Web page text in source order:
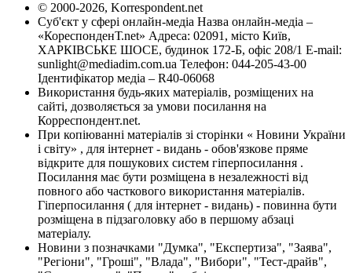
© 2000-2026, Korrespondent.net
Суб'єкт у сфері онлайн-медіа Назва онлайн-медіа –
«КореспонденТ.net» Адреса: 02091, місто Київ,
ХАРКІВСЬКЕ ШОСЕ, будинок 172-Б, офіс 208/1 E-mail:
sunlight@mediadim.com.ua Телефон: 044-205-43-00
Ідентифікатор медіа – R40-06068
Використання будь-яких матеріалів, розміщених на
сайті, дозволяється за умови посилання на
Корреспондент.net.
При копіюванні матеріалів зі сторінки « Новини України
і світу» , для інтернет - видань - обов'язкове пряме
відкрите для пошукових систем гіперпосилання .
Посилання має бути розміщена в незалежності від
повного або часткового використання матеріалів.
Гіперпосилання ( для інтернет - видань) - повинна бути
розміщена в підзаголовку або в першому абзаці
матеріалу.
Новини з позначками "Думка", "Експертиза", "Заява",
"Регіони", "Гроші", "Влада", "Вибори", "Тест-драйв",